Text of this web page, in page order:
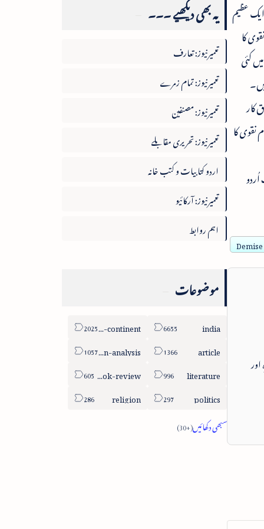
ایک عظیم
کا
کئی
"گھٹتے بڑھتے سائے" 1993ء میں تخلیق کار
ہوا۔ علی امام نقوی کا
یہ بھی دیکھیے ۔۔۔
تعمیرنیوز: تعارف
تعمیرنیوز: تمام زمرے
تعمیرنیوز: مصنفین
تعمیرنیوز: تحریری مقابلے
اردو کتابیات و کتب خانہ
تعمیرنیوز: آرکائیو
اہم روابط
موضوعات
india
sub-continent
article
column-analysis
literature
book-review
politics
religion